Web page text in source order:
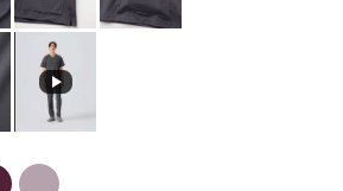
【新色】カーキ